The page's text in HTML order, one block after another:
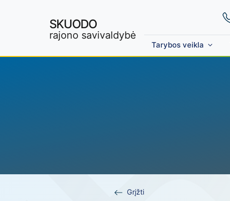
SKUODO
rajono savivaldybė
Tarybos veikla
Grįžti